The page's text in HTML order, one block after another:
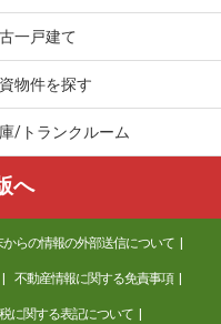
西馬橋相川町
一戸建て
物件を探す
/トランクルーム
へ
らの情報の外部送信について
不動産情報に関する免責事項
に関する表記について